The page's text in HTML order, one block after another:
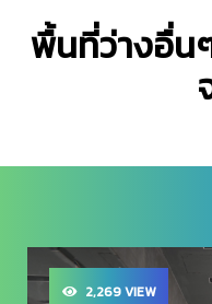
พื้นที่ว่างอื่น
2,269 VIEW